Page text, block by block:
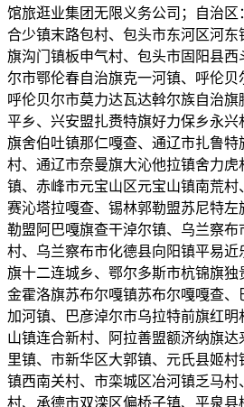
馆旅逛业集团无限义务公司；自治
合少镇末路包村、包头市东河区河
旗沟门镇板申气村、包头市固阳县西
尔市鄂伦春自治旗克一河镇、呼伦贝
呼伦贝尔市莫力达瓦达斡尔族自治
平乡、兴安盟扎赉特旗好力保乡永
旗舍伯吐镇那仁嘎查、通辽市扎鲁特
村、通辽市奈曼旗大沁他拉镇舍力
镇、赤峰市元宝山区元宝山镇南荒
赛沁塔拉嘎查、锡林郭勒盟苏尼特
勒盟阿巴嘎旗查干淖尔镇、乌兰察布
村、乌兰察布市化德县向阳镇平易
旗十二连城乡、鄂尔多斯市杭锦旗
金霍洛旗苏布尔嘎镇苏布尔嘎嘎查
加河镇、巴彦淖尔市乌拉特前旗红
山镇连合新村、阿拉善盟额济纳旗
里镇、市新华区大郭镇、元氏县姬
镇西南关村、市栾城区冶河镇乏马
村、承德市双滦区偏桥子镇、平泉